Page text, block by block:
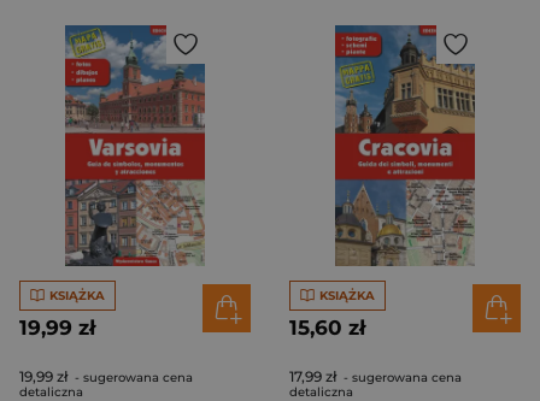
KSIĄŻKA
19,99 zł
19,99 zł - sugerowana cena
detaliczna
KSIĄŻKA
15,60 zł
17,99 zł - sugerowana cena
detaliczna